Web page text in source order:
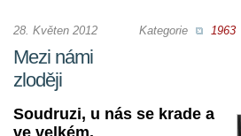
Kategorie 1963
28. Květen 2012
Mezi námi
zloději
Soudruzi, u nás se krade a
ve velkém.